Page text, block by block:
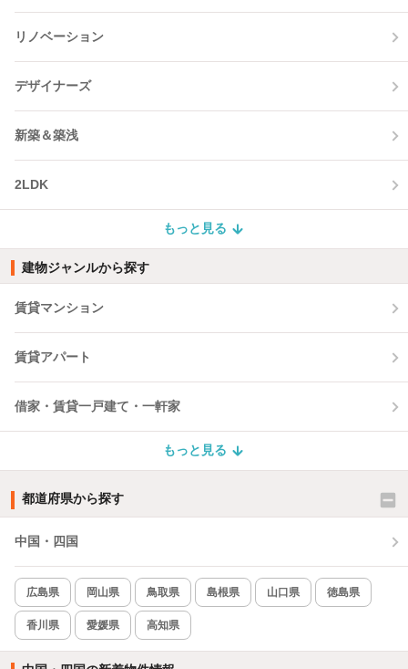
リノベーション
デザイナーズ
新築＆築浅
2LDK
もっと見る
建物ジャンルから探す
賃貸マンション
賃貸アパート
借家・賃貸一戸建て・一軒家
もっと見る
都道府県から探す
中国・四国
広島県 岡山県 鳥取県 島根県 山口県 徳島県
香川県 愛媛県 高知県